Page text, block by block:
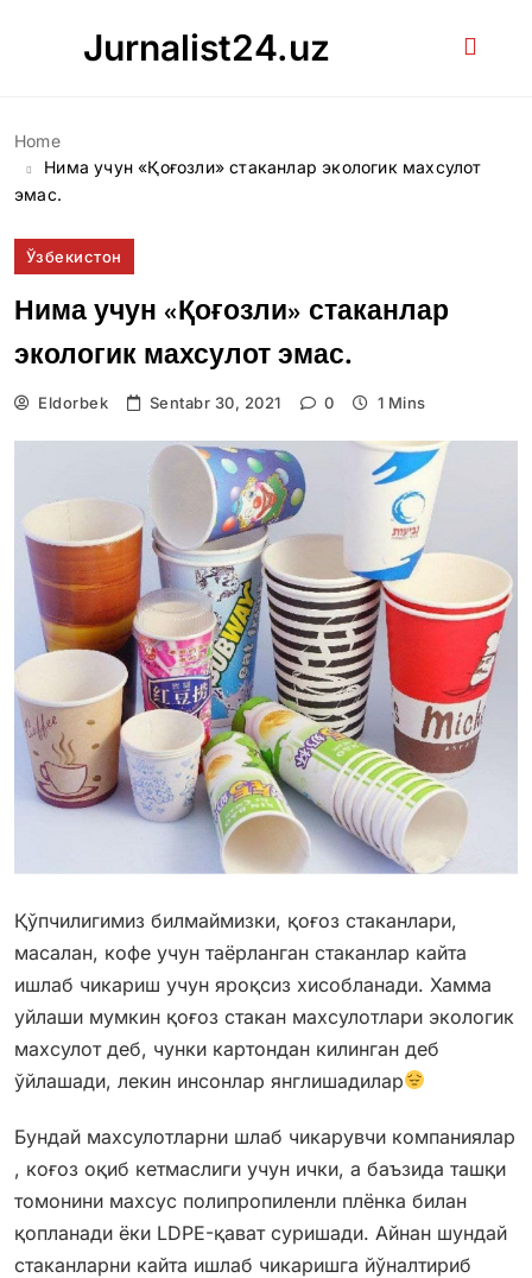
Jurnalist24.uz
Home
Нима учун «Қоғозли» стаканлар экологик махсулот
эмас.
Ўзбекистон
Нима учун «Қоғозли» стаканлар
экологик махсулот эмас.
Eldorbek Sentabr 30, 2021 0 1 Mins
Қўпчилигимиз билмаймизки, қоғоз стаканлари,
масалан, кофе учун таёрланган стаканлар кайта
ишлаб чикариш учун яроқсиз хисобланади. Хамма
уйлаши мумкин қоғоз стакан махсулотлари экологик
махсулот деб, чунки картондан килинган деб
ўйлашади, лекин инсонлар янглишадилар
Бундай махсулотларни шлаб чикарувчи компаниялар
, коғоз оқиб кетмаслиги учун ички, а баъзида ташқи
томонини махсус полипропиленли плёнка билан
қопланади ёки LDPE-қават суришади. Айнан шундай
стаканларни кайта ишлаб чикаришга йўналтириб